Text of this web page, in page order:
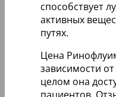
способствует
активных
путях.
Цена
зависимости
целом она
пациентов.